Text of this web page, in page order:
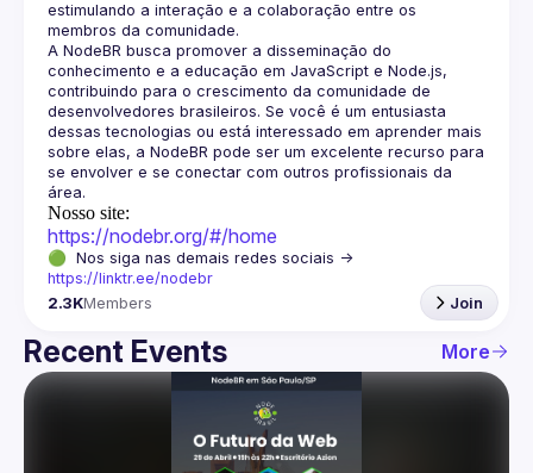
estimulando a interação e a colaboração entre os
A NodeBR busca promover a disseminação do
conhecimento e a educação em JavaScript e Node.js,
contribuindo para o crescimento da comunidade de
desenvolvedores brasileiros. Se você é um entusiasta
dessas tecnologias ou está interessado em aprender mais
sobre elas, a NodeBR pode ser um excelente recurso para
se envolver e se conectar com outros profissionais da
Nosso site:
https://nodebr.org/#/home
https://linktr.ee/nodebr
2.3KMembers Join
Recent Events More